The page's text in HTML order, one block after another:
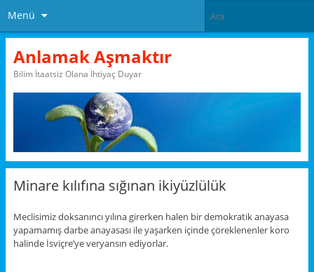
Menü
Anlamak Aşmaktır
Bilim İtaatsiz Olana İhtiyaç Duyar
Minare kılıfına sığınan ikiyüzlülük
Meclisimiz doksanıncı yılına girerken halen bir demokratik anayasa
yapamamış darbe anayasası ile yaşarken içinde çöreklenenler koro
halinde İsviçre’ye veryansın ediyorlar.